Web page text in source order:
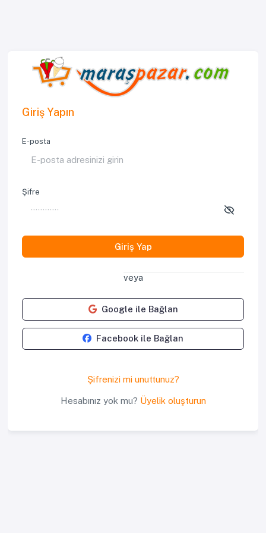
Giriş Yapın
E-posta
Şifre
Giriş Yap
veya
Google ile Bağlan
Facebook ile Bağlan
Şifrenizi mi unuttunuz?
Hesabınız yok mu? Üyelik oluşturun